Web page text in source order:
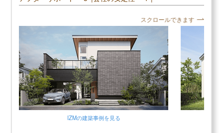
大和ハウス評判は？建てた人に聞きました
大和ハウスの坪単価はいくら？
▶大和ハウスで建てて後悔した点、良かった点は？
＼アイ工務店の口コミ評判／
口コミ評判平均 4.5 (2件)
スクロールできます
20代男性
スクロールできます
IZMの建築事例を見る